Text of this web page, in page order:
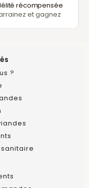
récompensée
et gagnez
?